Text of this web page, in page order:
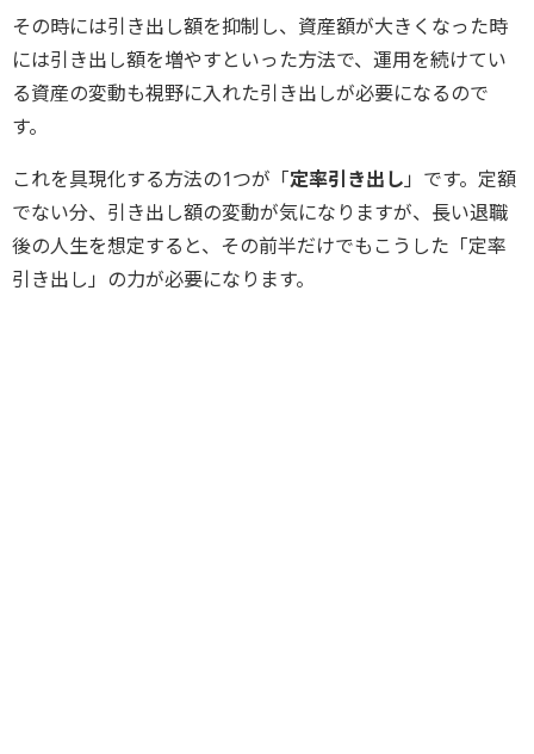
その時には引き出し額を抑制し、資産額が大きくなった時
には引き出し額を増やすといった方法で、運用を続けてい
る資産の変動も視野に入れた引き出しが必要になるので
す。
これを具現化する方法の1つが「定率引き出し 」です。定額
でない分、引き出し額の変動が気になりますが、長い退職
後の人生を想定すると、その前半だけでもこうした「定率
引き出し」の力が必要になります。